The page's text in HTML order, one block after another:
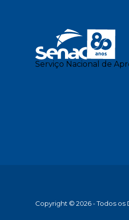
Serviço Nacional de
Copyright © 2026 - Todos os